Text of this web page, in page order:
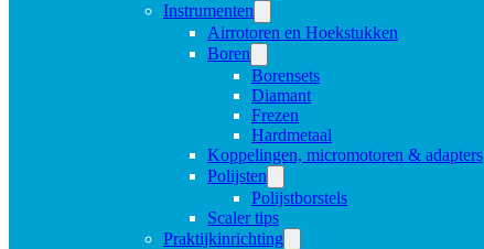
Instrumenten
Airrotoren en Hoekstukken
Boren
Borensets
Diamant
Frezen
Hardmetaal
Koppelingen, micromotoren & adapters
Polijsten
Polijstborstels
Scaler tips
Praktijkinrichting